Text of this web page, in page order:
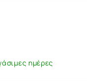
ημέρες